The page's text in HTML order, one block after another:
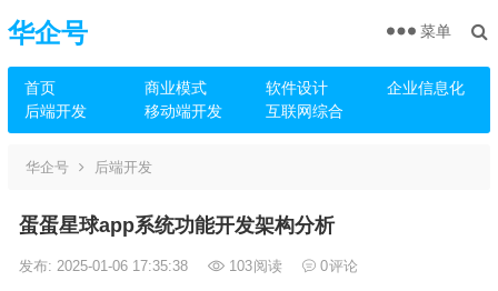
华企号
首页 商业模式 软件设计
企业信息化
后端开发
移动端开发 互联网综合
菜单
华企号 后端开发
蛋蛋星球app系统功能开发架构分析
发布: 2025-01-06 17:35:38 103阅读 0评论